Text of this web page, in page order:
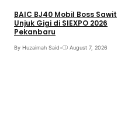
BAIC BJ40 Mobil Boss Sawit
Unjuk Gigi di SIEXPO 2026
Pekanbaru
By Huzaimah Said• August 7, 2026